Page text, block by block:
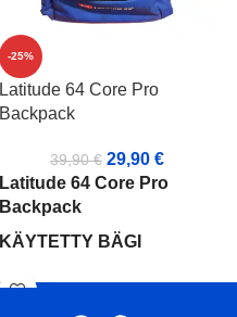
-25%
Latitude 64 Core Pro
Backpack
39,90€ 29,90 €
Latitude 64 Core Pro
Backpack
KÄYTETTY BÄGI
Vetoketjut: Pienempi